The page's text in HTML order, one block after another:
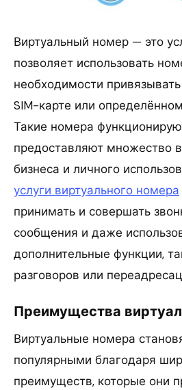
Виртуальный номер — это
позволяет использовать
необходимости
SIM-карте или
Такие номера
предоставляют множество
бизнеса и личного
услуги виртуального номера
принимать и совершать
сообщения и даже
дополнительные функции,
разговоров или
Преимущества
Виртуальные номера
популярными благодаря
преимуществ, которые они